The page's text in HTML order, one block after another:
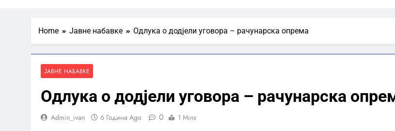
Home Јавне набавке Одлука о додјели уговора – рачунарска опрема
ЈАВНЕ НАБАВКЕ
Одлука о додјели уговора – рачунарска
Admin_ivan 6 Година Ago 0 1 Mins